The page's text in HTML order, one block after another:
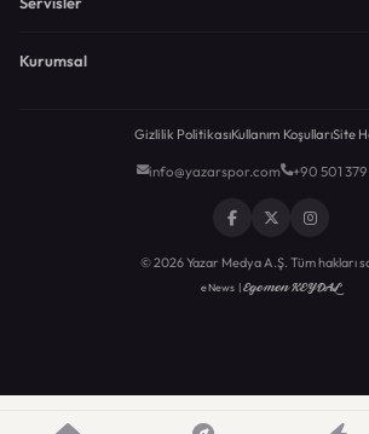
Kurumsal
Gizlilik PolitikasıKullanım KoşullarıSite
info@yazarspor.com +90 501
© 2026 Yazar Medya A.Ş. Tüm hakları
eNews |Egemen KEYDAL